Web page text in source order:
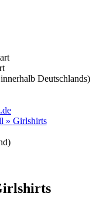
Deutschlands)
» Girlshirts